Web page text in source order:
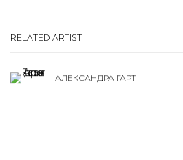
RELATED ARTIST
АЛЕКСАНДРА ГАРТ